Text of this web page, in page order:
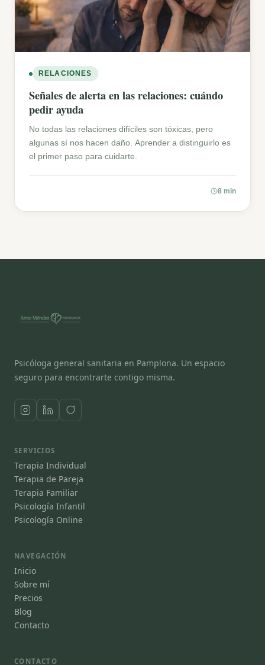
RELACIONES
Señales de alerta en las relaciones: cuándo
pedir ayuda
No todas las relaciones difíciles son tóxicas, pero
algunas sí nos hacen daño. Aprender a distinguirlo es
el primer paso para cuidarte.
8 min
Psicóloga general sanitaria en Pamplona. Un espacio
seguro para encontrarte contigo misma.
SERVICIOS
Terapia Individual
Terapia de Pareja
Terapia Familiar
Psicología Infantil
Psicología Online
NAVEGACIÓN
Inicio
Sobre mí
Precios
Blog
Contacto
CONTACTO